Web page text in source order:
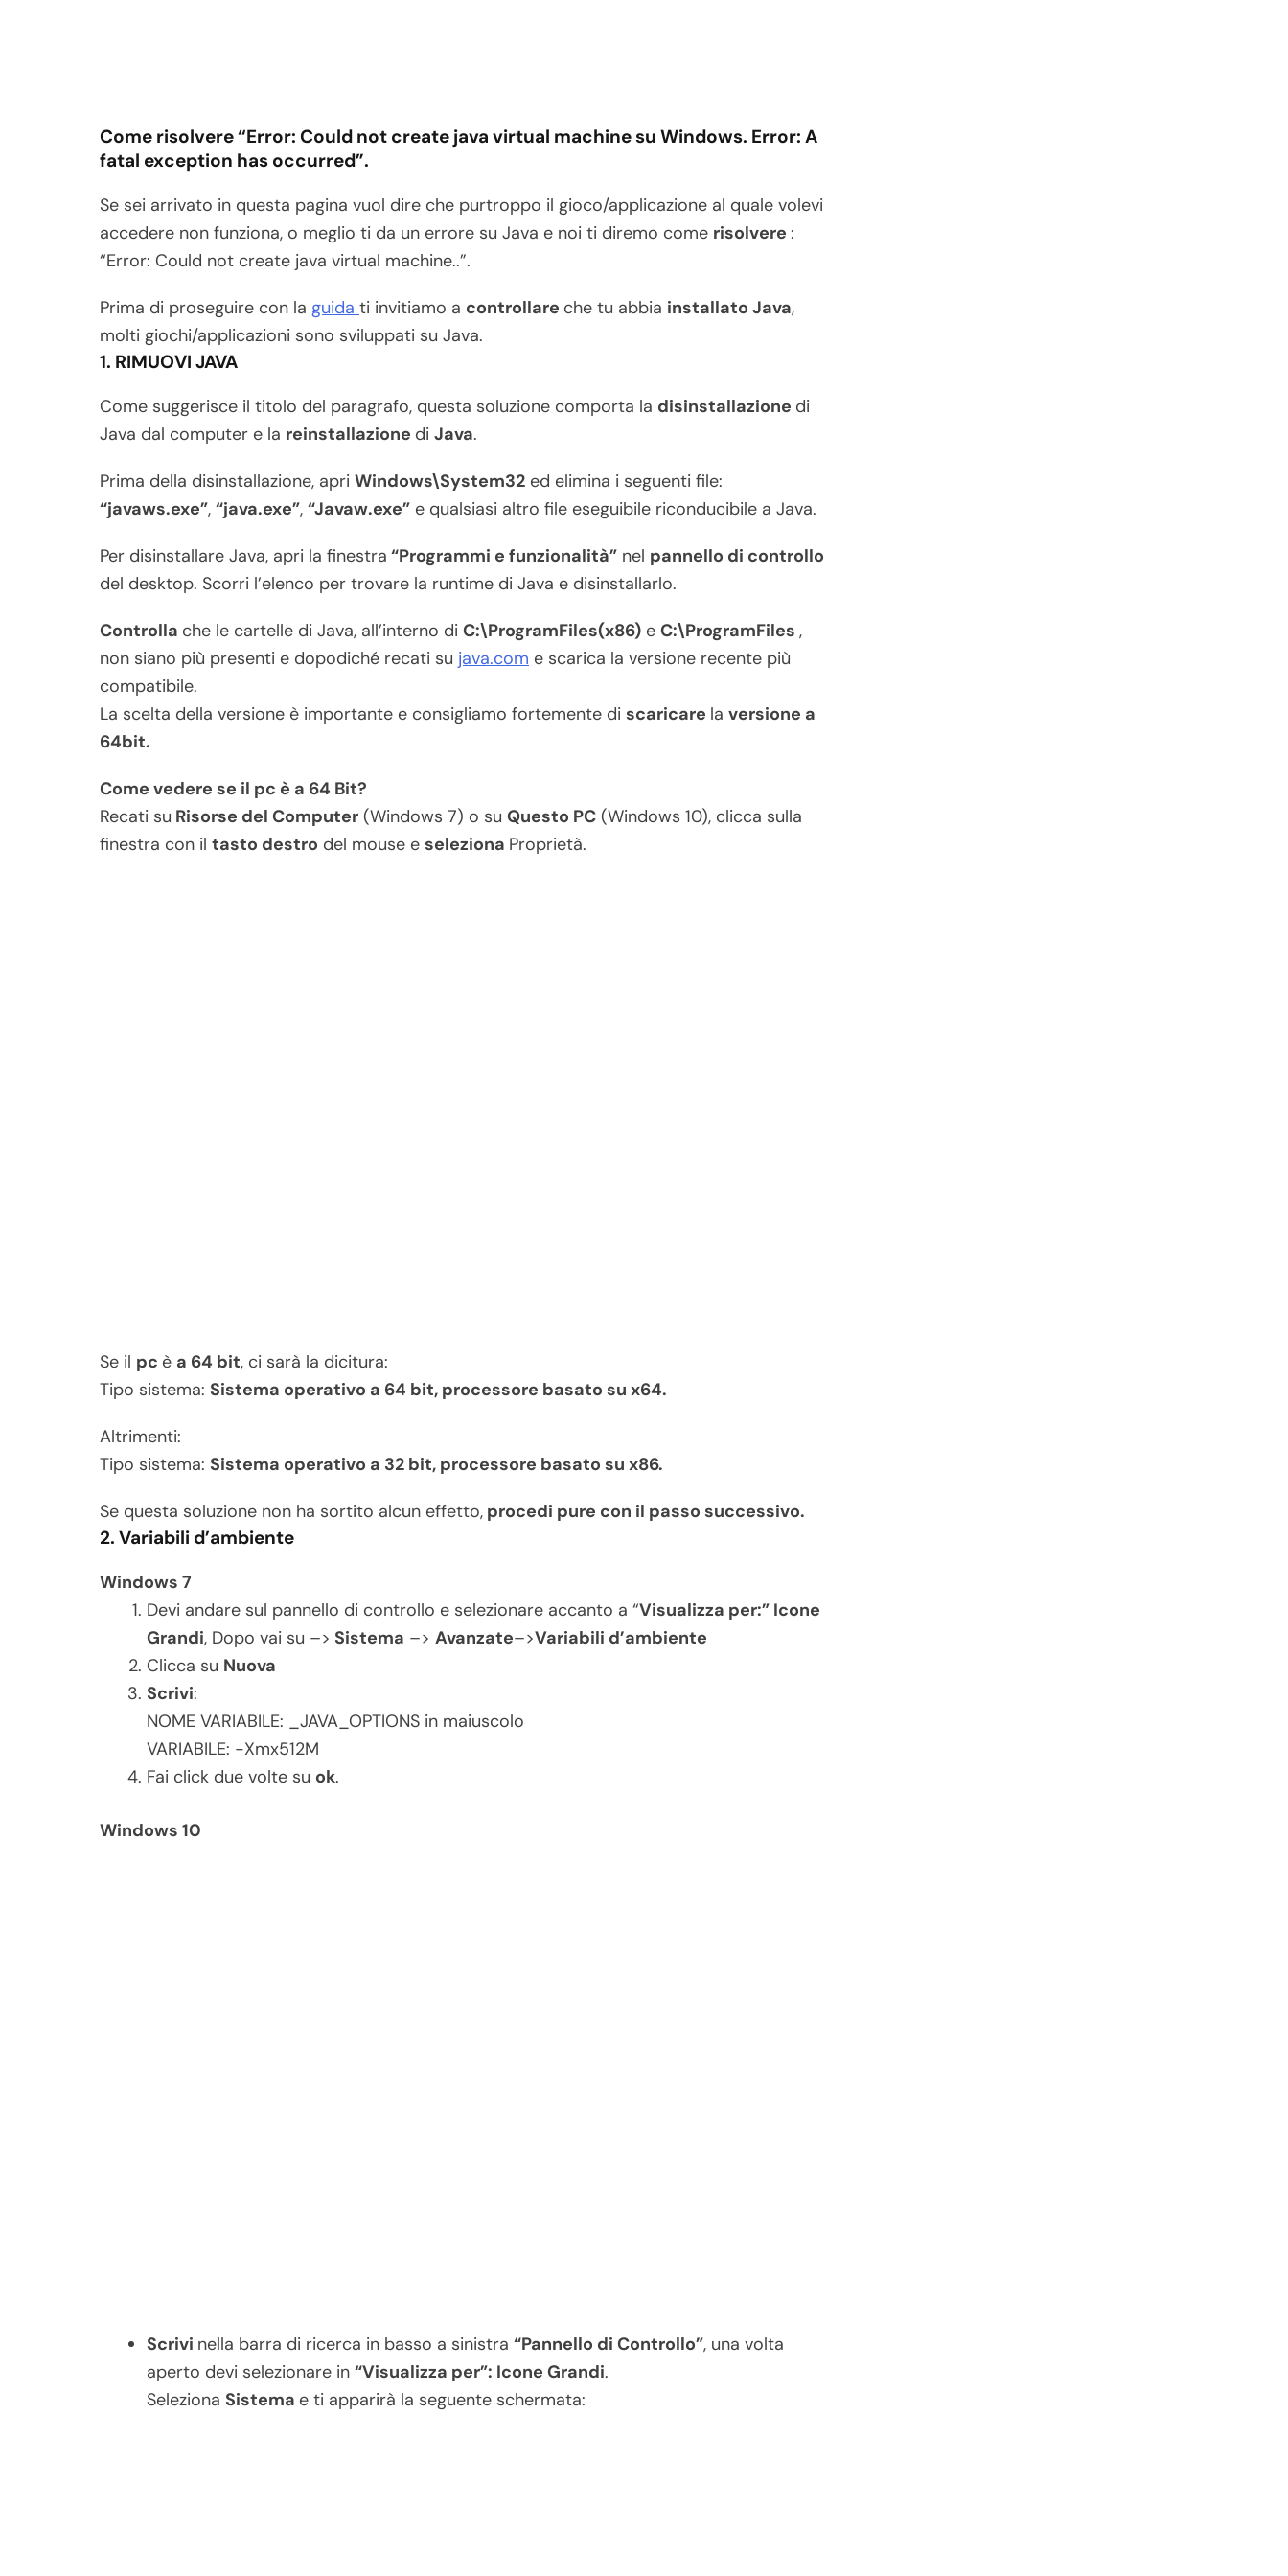
Come risolvere “Error: Could not create java virtual machine su Windows. Error: A
fatal exception has occurred”.
Se sei arrivato in questa pagina vuol dire che purtroppo il gioco/applicazione al quale volevi
accedere non funziona, o meglio ti da un errore su Java e noi ti diremo come risolvere :
“Error: Could not create java virtual machine..”.
Prima di proseguire con la guida ti invitiamo a controllare che tu abbia installato Java,
molti giochi/applicazioni sono sviluppati su Java.
1. RIMUOVI JAVA
Come suggerisce il titolo del paragrafo, questa soluzione comporta la disinstallazione di
Java dal computer e la reinstallazione di Java.
Prima della disinstallazione, apri Windows\System32 ed elimina i seguenti file:
“javaws.exe”, “java.exe”, “Javaw.exe” e qualsiasi altro file eseguibile riconducibile a Java.
Per disinstallare Java, apri la finestra “Programmi e funzionalità” nel pannello di controllo
del desktop. Scorri l’elenco per trovare la runtime di Java e disinstallarlo.
Controlla che le cartelle di Java, all’interno di C:\ProgramFiles(x86) e C:\ProgramFiles ,
non siano più presenti e dopodiché recati su java.com e scarica la versione recente più
compatibile.
La scelta della versione è importante e consigliamo fortemente di scaricare la versione a
64bit.
Come vedere se il pc è a 64 Bit?
Recati su Risorse del Computer (Windows 7) o su Questo PC (Windows 10), clicca sulla
finestra con il tasto destro del mouse e seleziona Proprietà.
Se il pc è a 64 bit, ci sarà la dicitura:
Tipo sistema: Sistema operativo a 64 bit, processore basato su x64.
Altrimenti:
Tipo sistema: Sistema operativo a 32 bit, processore basato su x86.
Se questa soluzione non ha sortito alcun effetto, procedi pure con il passo successivo.
2. Variabili d’ambiente
Windows 7
Devi andare sul pannello di controllo e selezionare accanto a “Visualizza per:” Icone
Grandi, Dopo vai su –> Sistema –> Avanzate–>Variabili d’ambiente
Clicca su Nuova
Scrivi:
NOME VARIABILE: _JAVA_OPTIONS in maiuscolo
VARIABILE: -Xmx512M
Fai click due volte su ok.
Windows 10
Scrivi nella barra di ricerca in basso a sinistra “Pannello di Controllo”, una volta
aperto devi selezionare in “Visualizza per”: Icone Grandi.
Seleziona Sistema e ti apparirà la seguente schermata: